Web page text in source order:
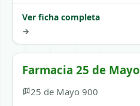
Ver ficha completa
→
Farmacia 25 de Mayo
25 de Mayo 900